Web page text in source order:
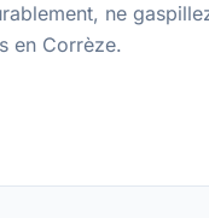
ne
en Corrèze.